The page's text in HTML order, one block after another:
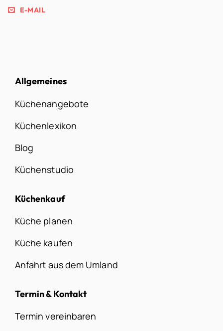
E-MAIL
Allgemeines
Küchenangebote
Küchenlexikon
Blog
Küchenstudio
Küchenkauf
Küche planen
Küche kaufen
Anfahrt aus dem Umland
Termin & Kontakt
Termin vereinbaren